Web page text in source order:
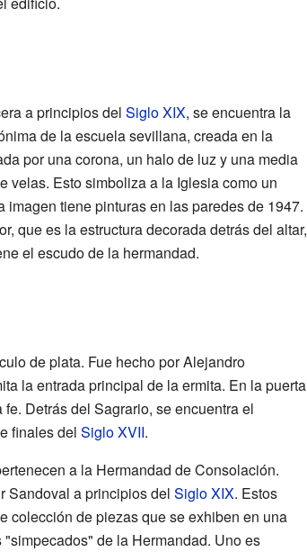
a principios del Siglo XIX, se encuentra la
de la escuela sevillana, creada en la
por una corona, un halo de luz y una media
velas. Esto simboliza a la Iglesia como un
tiene pinturas en las paredes de 1947.
que es la estructura decorada detrás del altar,
el escudo de la hermandad.
de plata. Fue hecho por Alejandro
la entrada principal de la ermita. En la puerta
Detrás del Sagrario, se encuentra el
finales del Siglo XVII.
a la Hermandad de Consolación.
Sandoval a principios del Siglo XIX. Estos
colección de piezas que se exhiben en una
de la Hermandad. Uno es